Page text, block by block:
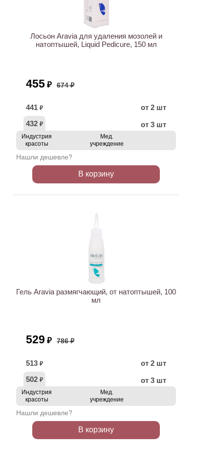
Лосьон Aravia для удаления мозолей и
натоптышей, Liquid Pedicure, 150 мл
455 ₽ 674 ₽
441 ₽
от 2 шт
432 ₽ от 3 шт
Индустрия
красоты
Мед.
учреждение
Нашли дешевле?
В корзину
Гель Aravia размягчающий, от натоптышей, 100
мл
529 ₽ 786 ₽
513 ₽
от 2 шт
502 ₽ от 3 шт
Индустрия
красоты
Мед.
учреждение
Нашли дешевле?
В корзину